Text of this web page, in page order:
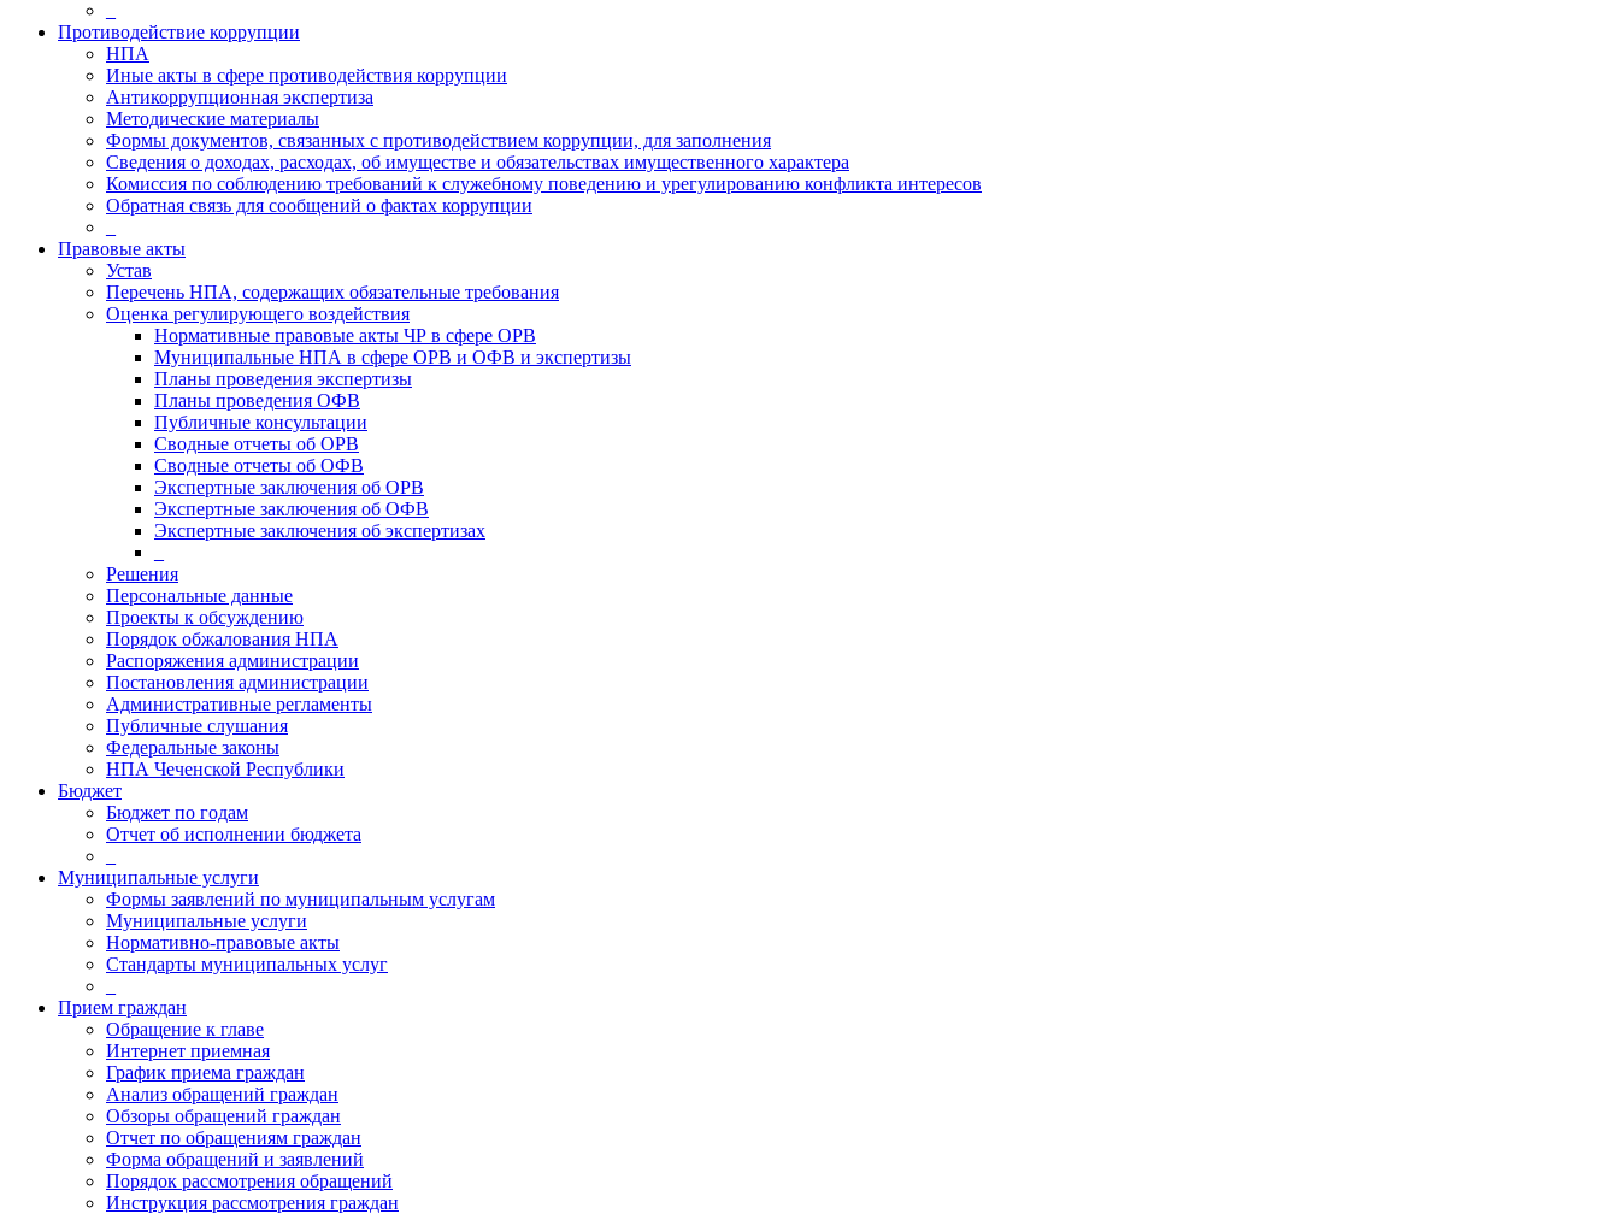
Противодействие коррупции
НПА
Иные акты в сфере противодействия коррупции
Антикоррупционная экспертиза
Методические материалы
Формы документов, связанных с противодействием коррупции, для заполнения
Сведения о доходах, расходах, об имуществе и обязательствах имущественного характера
Комиссия по соблюдению требований к служебному поведению и урегулированию конфликта интересов
Обратная связь для сообщений о фактах коррупции
Правовые акты
Устав
Перечень НПА, содержащих обязательные требования
Оценка регулирующего воздействия
Нормативные правовые акты ЧР в сфере ОРВ
Муниципальные НПА в сфере ОРВ и ОФВ и экспертизы
Планы проведения экспертизы
Планы проведения ОФВ
Публичные консультации
Сводные отчеты об ОРВ
Сводные отчеты об ОФВ
Экспертные заключения об ОРВ
Экспертные заключения об ОФВ
Экспертные заключения об экспертизах
Решения
Персональные данные
Проекты к обсуждению
Порядок обжалования НПА
Распоряжения администрации
Постановления администрации
Административные регламенты
Публичные слушания
Федеральные законы
НПА Чеченской Республики
Бюджет
Бюджет по годам
Отчет об исполнении бюджета
Муниципальные услуги
Формы заявлений по муниципальным услугам
Муниципальные услуги
Нормативно-правовые акты
Стандарты муниципальных услуг
Прием граждан
Обращение к главе
Интернет приемная
График приема граждан
Анализ обращений граждан
Обзоры обращений граждан
Отчет по обращениям граждан
Форма обращений и заявлений
Порядок рассмотрения обращений
Инструкция рассмотрения граждан